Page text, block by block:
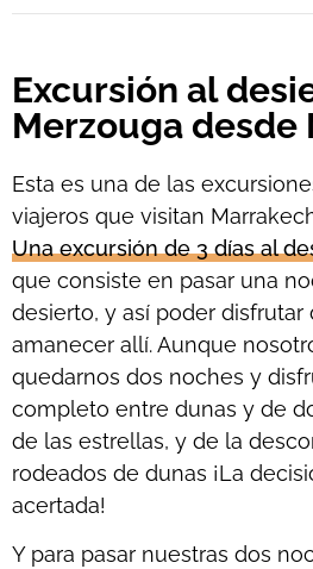
Excursión al
Merzouga desde
Esta es una de las
viajeros que visitan
Una excursión de 3 días al
que consiste en pasar una
desierto, y así poder
amanecer allí. Aunque
quedarnos dos noches y
completo entre dunas y de
de las estrellas, y de la
rodeados de dunas ¡La
acertada!
Y para pasar nuestras dos